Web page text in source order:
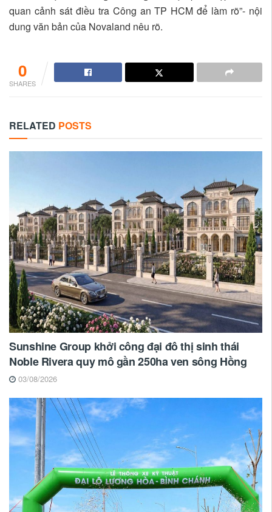
quan cảnh sát điều tra Công an TP HCM để làm rõ”- nội
dung văn bản của Novaland nêu rõ.
0
SHARES
RELATED POSTS
Sunshine Group khởi công đại đô thị sinh thái
Noble Rivera quy mô gần 250ha ven sông Hồng
03/08/2026